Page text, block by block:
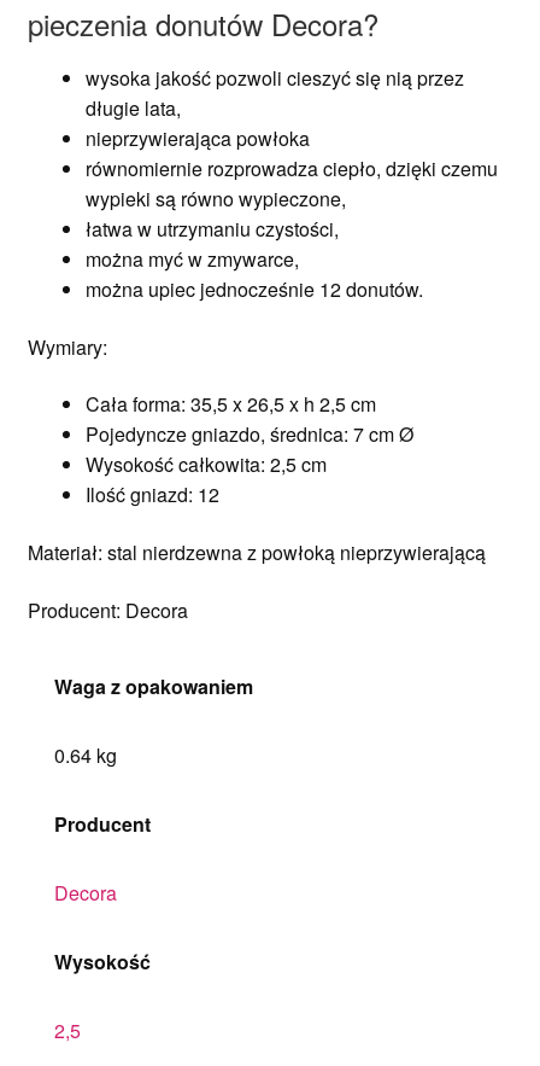
pieczenia donutów Decora?
wysoka jakość pozwoli cieszyć się nią przez
długie lata,
nieprzywierająca powłoka
równomiernie rozprowadza ciepło, dzięki czemu
wypieki są równo wypieczone,
łatwa w utrzymaniu czystości,
można myć w zmywarce,
można upiec jednocześnie 12 donutów.
Wymiary:
Cała forma: 35,5 x 26,5 x h 2,5 cm
Pojedyncze gniazdo, średnica: 7 cm Ø
Wysokość całkowita: 2,5 cm
Ilość gniazd: 12
Materiał: stal nierdzewna z powłoką nieprzywierającą
Producent: Decora
Waga z opakowaniem
0.64 kg
Producent
Decora
Wysokość
2,5